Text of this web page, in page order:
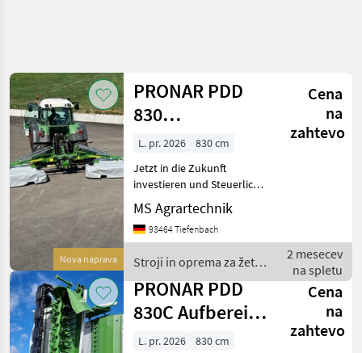
Kategorija 4 Država Filtri
TRENUTNA
POT
Kmetijska
Stroji In
Oprema
Za Zetev
In
Spravilo
Kosilnica
Pronar
IZBERITE
Ponastavi
Prikaži 2
rezultatov
Nova naprava
PRONAR PDD
830
Schmetterlings
Mähwerk Hydr.
Anfahrsiche
Cena
na
zahtevo
L. pr. 2026
830 cm
Jetzt in die Zukunft
investieren und Steuerlich
profitieren ! Mit je 30%
Sonderabschreibung in den
ersten drei Jahren möglich
Förderanträge ! –
MS Agrartechnik
93464 Tiefenbach
Stroji in oprema za žetev
in spravilo / Pronar
2 mesecev
na spletu
PRONAR PDD
830C Aufbereiter
Schmetterlingsmähwerk
Cena
na
zahtevo
L. pr. 2026
830 cm